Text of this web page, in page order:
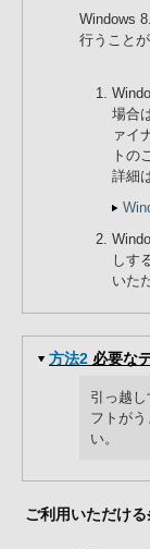
Windows
行うこと
場合
ァイ
トの
詳細
しす
いた
方法2 必要な
引っ越
フトが
い。
ご利用いただけ